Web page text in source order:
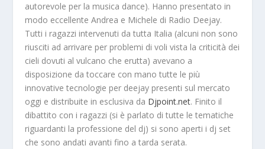
autorevole per la musica dance). Hanno presentato in
modo eccellenteAndrea e Michele di Radio Deejay.
Tutti i ragazzi intervenuti da tutta Italia (alcuni non sono
riusciti ad arrivare per problemi di voli vista la criticità dei
cieli dovuti al vulcano che erutta) avevano a
disposizione da toccare con mano tutte le più
innovative tecnologie per deejay presenti sul mercato
oggi e distribuite in esclusiva da Djpoint.net. Finito il
dibattito con i ragazzi (si è parlato di tutte le tematiche
riguardanti la professione del dj) si sono aperti i dj set
che sono andati avanti fino a tarda serata.